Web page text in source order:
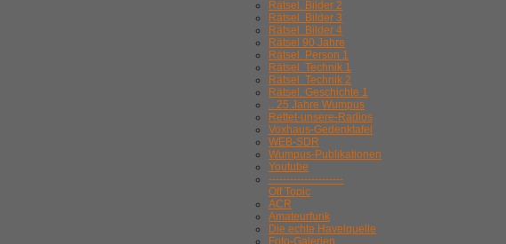
Rätsel. Bilder 2
Rätsel. Bilder 3
Rätsel. Bilder 4
Rätsel 90 Jahre
Rätsel. Person 1
Rätsel. Technik 1
Rätsel. Technik 2
Rätsel. Geschichte 1
.. 25 Jahre Wumpus
Rettet-unsere-Radios
Voxhaus-Gedenktafel
WEB-SDR
Wumpus-Publikationen
Youtube
---------------------
Off Topic
ACR
Amateurfunk
Die echte Havelquelle
Foto-Galerien